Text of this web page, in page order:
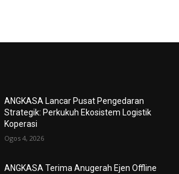
ANGKASA Lancar Pusat Pengedaran
Strategik: Perkukuh Ekosistem Logistik
Koperasi
Ogos 4, 2026
ANGKASA Terima Anugerah Ejen Offline